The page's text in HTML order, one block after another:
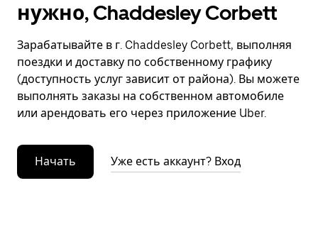
нужно, Chaddesley Corbett
Зарабатывайте в г. Chaddesley Corbett, выполняя
поездки и доставку по собственному графику
(доступность услуг зависит от района). Вы можете
выполнять заказы на собственном автомобиле
или арендовать его через приложение Uber.
Начать Уже есть аккаунт? Вход